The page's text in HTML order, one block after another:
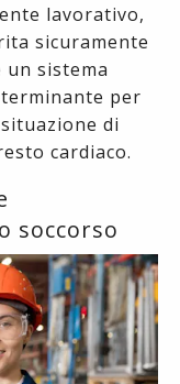
lavorativo,
sicuramente
sistema
per
di
cardiaco.
soccorso